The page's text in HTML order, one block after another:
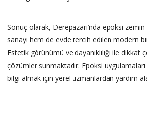
Sonuç olarak, Derepazarı’nda epoksi
sanayi hem de evde tercih edilen modern
Estetik görünümü ve dayanıklılığı ile dikkat
çözümler sunmaktadır. Epoksi
bilgi almak için yerel uzmanlardan yardım